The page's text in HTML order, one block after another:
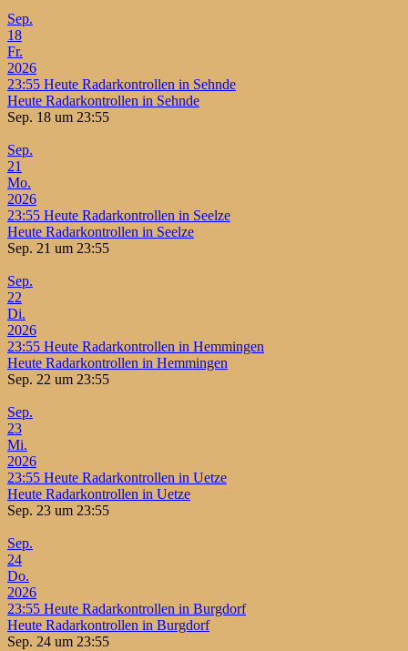
Sep.
18
Fr.
2026
23:55 Heute Radarkontrollen in Sehnde
Heute Radarkontrollen in Sehnde
Sep. 18 um 23:55
Sep.
21
Mo.
2026
23:55 Heute Radarkontrollen in Seelze
Heute Radarkontrollen in Seelze
Sep. 21 um 23:55
Sep.
22
Di.
2026
23:55 Heute Radarkontrollen in Hemmingen
Heute Radarkontrollen in Hemmingen
Sep. 22 um 23:55
Sep.
23
Mi.
2026
23:55 Heute Radarkontrollen in Uetze
Heute Radarkontrollen in Uetze
Sep. 23 um 23:55
Sep.
24
Do.
2026
23:55 Heute Radarkontrollen in Burgdorf
Heute Radarkontrollen in Burgdorf
Sep. 24 um 23:55